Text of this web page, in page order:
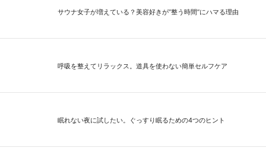
サウナ女子が増えている？美容好きが”整う時間”にハマる理由
呼吸を整えてリラックス。道具を使わない簡単セルフケア
眠れない夜に試したい。ぐっすり眠るための4つのヒント